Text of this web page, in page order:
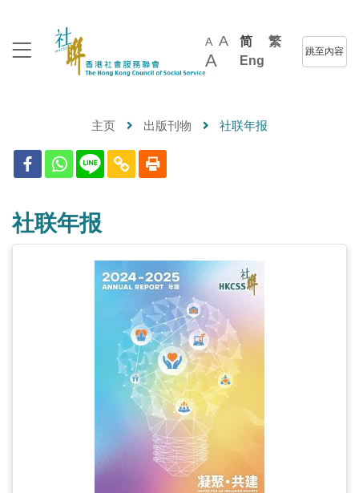
A A
A
简
繁
Eng
跳至內容
主页 出版刊物 社联年报
社联年报